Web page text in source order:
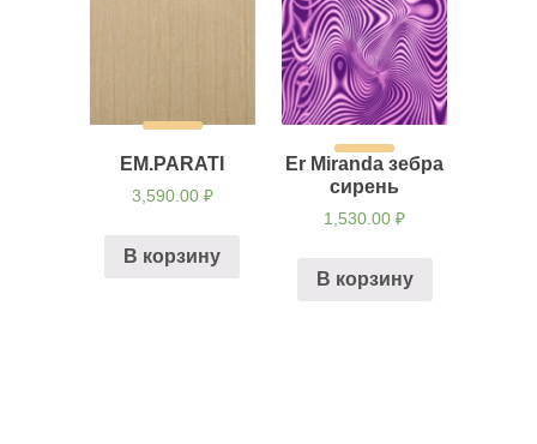
EM.PARATI
3,590.00 ₽
В корзину
Er Miranda зебра
сирень
1,530.00₽
В корзину